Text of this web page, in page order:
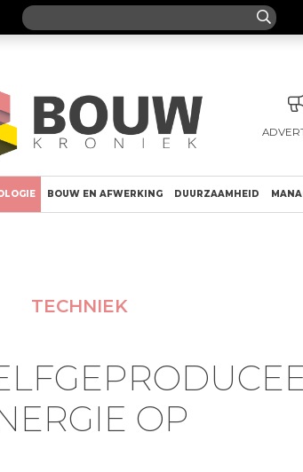
BOUW EN AFWERKING DUURZAAMHEID
TECHNIEK
OP